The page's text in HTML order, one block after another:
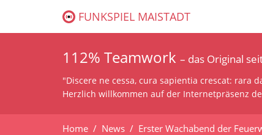
FUNKSPIEL MAISTADT
112% Teamwork – das Original
"Discere ne cessa, cura sapientia crescat: rara
Herzlich willkommen auf der Internetpräsenz
Home News Erster Wachabend der